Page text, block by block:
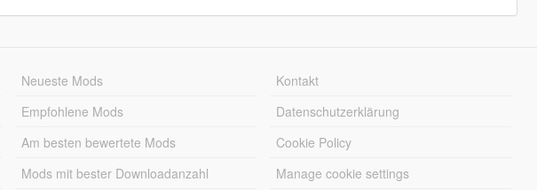
Neueste Mods
Empfohlene Mods
Am besten bewertete Mods
Mods mit bester Downloadanzahl
Kontakt
Datenschutzerklärung
Cookie Policy
Manage cookie settings